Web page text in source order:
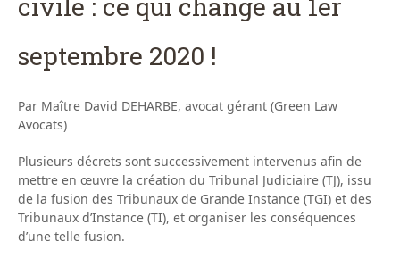
civile : ce qui change au 1er
septembre 2020 !
Par Maître David DEHARBE, avocat gérant (Green Law
Avocats)
Plusieurs décrets sont successivement intervenus afin de
mettre en œuvre la création du Tribunal Judiciaire (TJ), issu
de la fusion des Tribunaux de Grande Instance (TGI) et des
Tribunaux d’Instance (TI), et organiser les conséquences
d’une telle fusion.